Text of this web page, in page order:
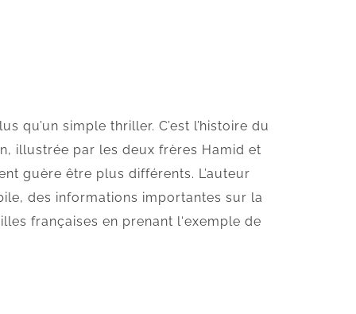
qu’un simple thriller. C’est l’histoire du
illustrée par les deux frères Hamid et
guère être plus différents. L’auteur
des informations importantes sur la
françaises en prenant l‘exemple de